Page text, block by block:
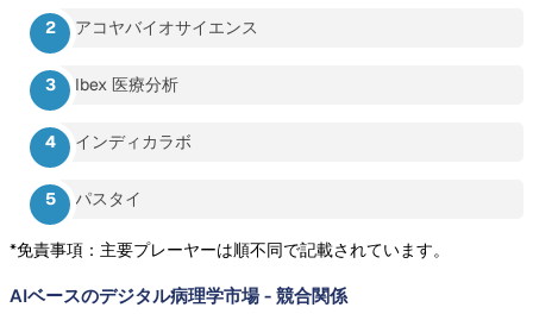
アコヤバイオサイエンス
Ibex 医療分析
インディカラボ
パスタイ
*免責事項：主要プレーヤーは順不同で記載されています。
AIベースのデジタル病理学市場- 競合関係